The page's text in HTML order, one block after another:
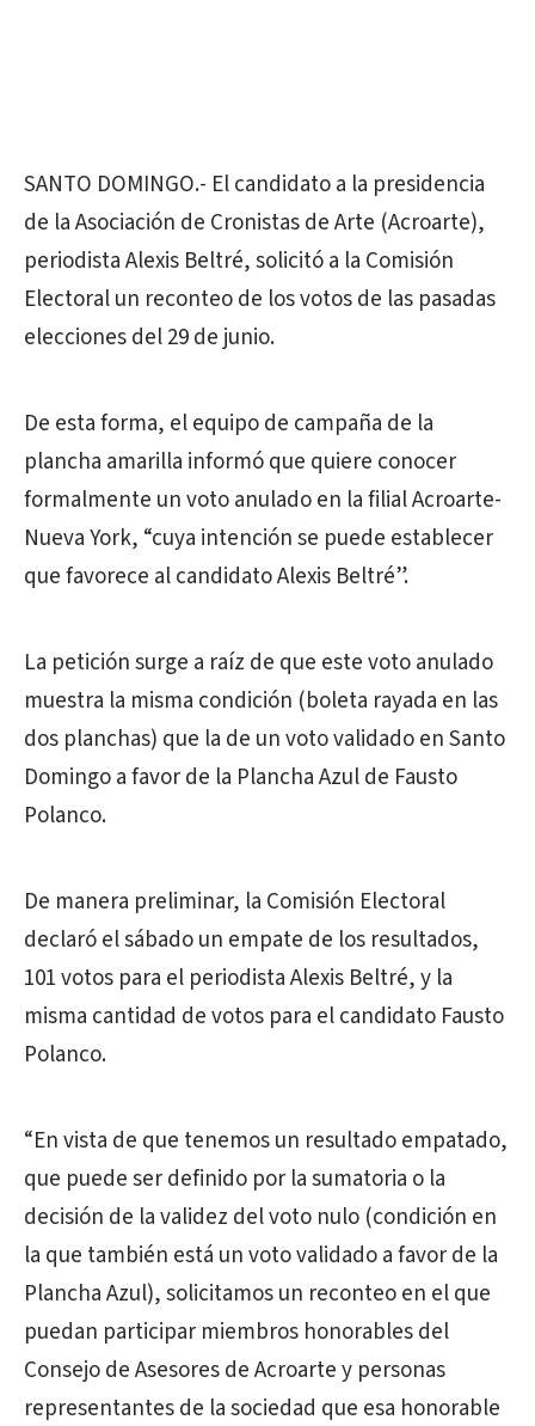
SANTO DOMINGO.- El candidato a la presidencia
de la Asociación de Cronistas de Arte (Acroarte),
periodista Alexis Beltré, solicitó a la Comisión
Electoral un reconteo de los votos de las pasadas
elecciones del 29 de junio.
De esta forma, el equipo de campaña de la
plancha amarilla informó que quiere conocer
formalmente un voto anulado en la filial Acroarte-
Nueva York, “cuya intención se puede establecer
que favorece al candidato Alexis Beltré”.
La petición surge a raíz de que este voto anulado
muestra la misma condición (boleta rayada en las
dos planchas) que la de un voto validado en Santo
Domingo a favor de la Plancha Azul de Fausto
Polanco.
De manera preliminar, la Comisión Electoral
declaró el sábado un empate de los resultados,
101 votos para el periodista Alexis Beltré, y la
misma cantidad de votos para el candidato Fausto
Polanco.
“En vista de que tenemos un resultado empatado,
que puede ser definido por la sumatoria o la
decisión de la validez del voto nulo (condición en
la que también está un voto validado a favor de la
Plancha Azul), solicitamos un reconteo en el que
puedan participar miembros honorables del
Consejo de Asesores de Acroarte y personas
representantes de la sociedad que esa honorable